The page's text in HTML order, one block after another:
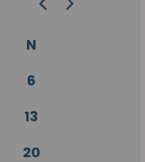
N
6
13
20